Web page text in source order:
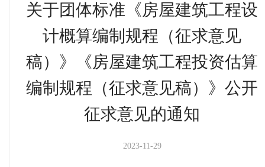
关于团体标准《房屋建筑工程设
计概算编制规程（征求意见
稿）》《房屋建筑工程投资估算
编制规程（征求意见稿）》公开
征求意见的通知
2023-11-29